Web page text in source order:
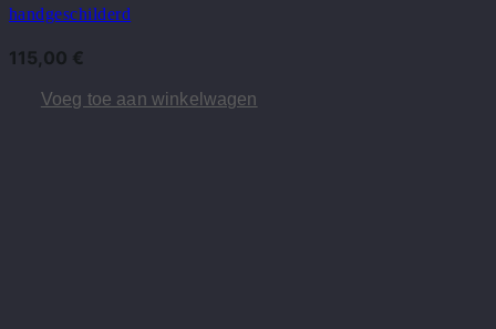
handgeschilderd
115,00 €
Voeg toe aan winkelwagen